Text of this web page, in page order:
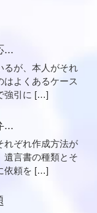
...
るが、本人がそれ
はよくあるケース
強引に […]
...
れぞれ作成方法が
遺言書の種類とそ
依頼を […]